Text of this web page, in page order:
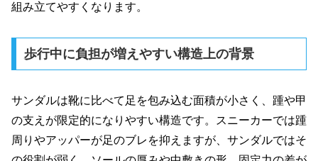
組み立てやすくなります。
歩行中に負担が増えやすい構造上の背景
サンダルは靴に比べて足を包み込む面積が小さく、踵や甲
の支えが限定的になりやすい構造です。スニーカーでは踵
周りやアッパーが足のブレを抑えますが、サンダルではそ